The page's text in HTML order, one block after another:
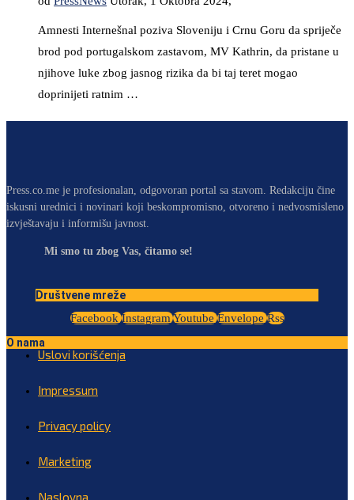
Amnesti Internešnal poziva Sloveniju i Crnu Goru da spriječe
brod pod portugalskom zastavom, MV Kathrin, da pristane u
njihove luke zbog jasnog rizika da bi taj teret mogao
doprinijeti ratnim …
Press.co.me je profesionalan, odgovoran portal sa stavom. Redakciju čine
iskusni urednici i novinari koji beskompromisno, otvoreno i nedvosmisleno
izvještavaju i informišu javnost.
Mi smo tu zbog Vas, čitamo se!
Društvene mreže
Facebook Instagram Youtube Envelope Rss
O nama
Uslovi korišćenja
Impressum
Privacy policy
Marketing
Naslovna